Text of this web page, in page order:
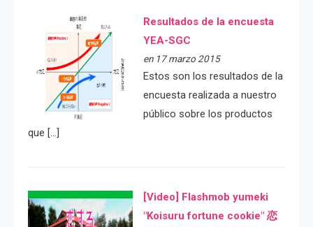
Resultados de la encuesta
YEA-SGC
en 17 marzo 2015
Estos son los resultados de la
encuesta realizada a nuestro
público sobre los productos
que […]
[Video] Flashmob yumeki
"Koisuru fortune cookie" 恋